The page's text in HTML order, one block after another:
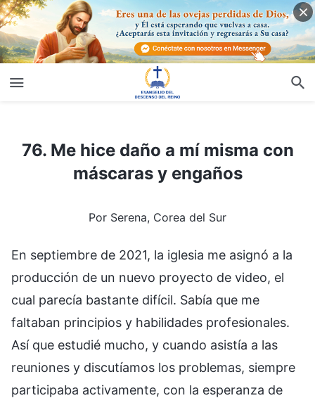
76. Me hice daño a mí misma con máscaras y engaños
76. Me hice daño a mí misma con
máscaras y engaños
Por Serena, Corea del Sur
En septiembre de 2021, la iglesia me asignó a la
producción de un nuevo proyecto de video, el
cual parecía bastante difícil. Sabía que me
faltaban principios y habilidades profesionales.
Así que estudié mucho, y cuando asistía a las
reuniones y discutíamos los problemas, siempre
participaba activamente, con la esperanza de